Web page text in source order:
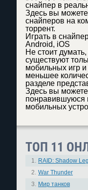
снайпер в
Здесь вы можете
снайперов на
торрент.
Играть в
Android, iOS
Не стоит
существуют
мобильных игр
меньшее
разделе
Здесь вы
понравившуюся
мобильных
ТОП 11
1. RAID: Shadow
2. War Thunder
3. Мир танков